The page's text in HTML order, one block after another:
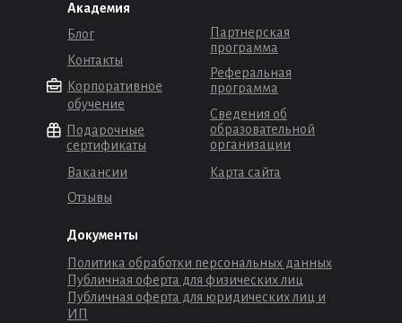
Документы
Подарочные
сертификаты
Блог
Контакты
Академия
Корпоративное
обучение
Партнерская
программа
Реферальная
программа
Сведения об
образовательной
организации
Политика обработки персональных данных
Публичная оферта для физических лиц
Публичная оферта для юридических лиц и
ИП
Вакансии
Карта сайта
Отзывы